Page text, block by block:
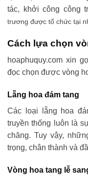
tác, khởi công công
trương được tổ chức tại
Cách lựa chọn
hoaphuquy.com xin
đọc chọn được vòng
Lẵng hoa đám tang
Các loại lẵng hoa
truyền thống luôn là
chăng. Tuy vậy,
trọng, chân thành và
Vòng hoa tang lễ